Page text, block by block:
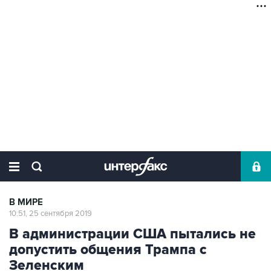
В МИРЕ
10:51, 25 сентября 2019
В администрации США пытались не
допустить общения Трампа с
Зеленским